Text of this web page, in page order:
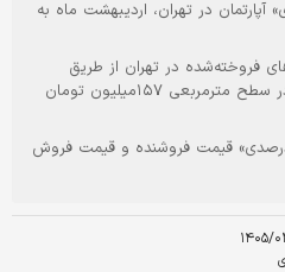
در تهران، اردیبهشت ماه به
فروخته‌شده در تهران از طریق
سامانه‌های معاملاتی، ماه گذشته در سطح مترمربعی ۱۵۷‌میلیون تومان
علت «اختلاف بیش‌ از ۲۷درصدی» قیمت فروشنده و قیمت فروش
۰۳/۳